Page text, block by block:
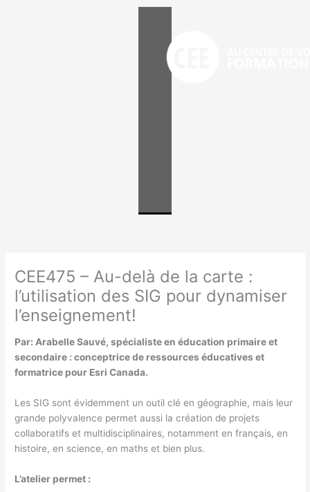
CEE475 – Au-delà de la carte :
l’utilisation des SIG pour dynamiser
l’enseignement!
Par: Arabelle Sauvé, spécialiste en éducation primaire et
secondaire : conceptrice de ressources éducatives et
formatrice pour Esri Canada.
Les SIG sont évidemment un outil clé en géographie, mais leur
grande polyvalence permet aussi la création de projets
collaboratifs et multidisciplinaires, notamment en français, en
histoire, en science, en maths et bien plus.
L’atelier permet :